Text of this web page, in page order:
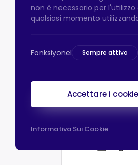
non è necessario per
qualsiasi momento
Fonksiyonel Sempre attivo
Accettare i cookie
Informativa Sui Cookie